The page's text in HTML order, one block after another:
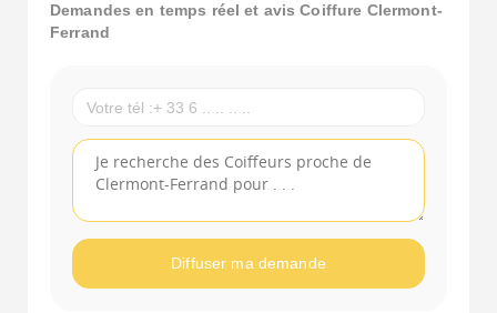
Demandes en temps réel et avis Coiffure Clermont-
Ferrand
Diffuser ma demande